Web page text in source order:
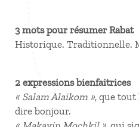
3 mots pour résumer Rabat
Historique. Traditionnelle.
2 expressions bienfaitrices
« Salam Alaikom », que
dire bonjour.